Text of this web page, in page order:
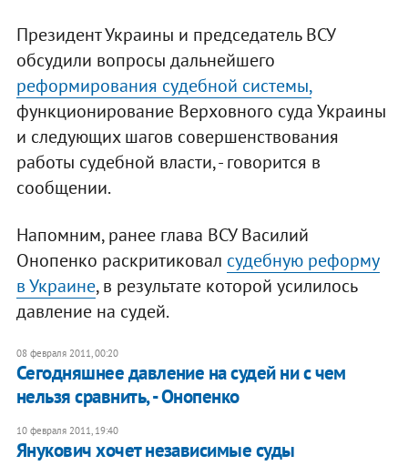
Президент Украины и председатель ВСУ
обсудили вопросы дальнейшего
реформирования судебной системы,
функционирование Верховного суда Украины
и следующих шагов совершенствования
работы судебной власти, - говорится в
сообщении.
Напомним, ранее глава ВСУ Василий
Онопенко раскритиковал судебную реформу
в Украине, в результате которой усилилось
давление на судей.
08 февраля 2011, 00:20
Сегодняшнее давление на судей ни с чем
нельзя сравнить, - Онопенко
10 февраля 2011, 19:40
Янукович хочет независимые суды